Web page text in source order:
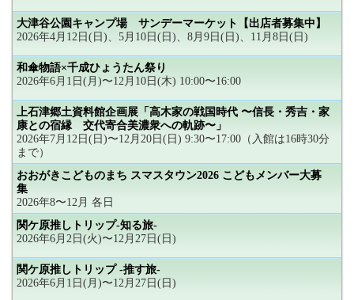
大津谷公園キャンプ場 サンデーマーケット【出店者募集中】
2026年4月12日(日)、5月10日(日)、8月9日(日)、11月8日(日)
和傘物語×千成ひょうたん祭り
2026年6月1日(月)〜12月10日(木) 10:00〜16:00
上石津郷土資料館企画展「高木家の戦国時代 〜信長・秀吉・家
康との宿縁 交代寄合美濃衆への軌跡〜」
2026年7月12日(日)〜12月20日(日) 9:30〜17:00（入館は16時30分
まで）
おおがきこどものまち スマスタウン2026 こどもメンバー大募
集
2026年8〜12月 各日
関ケ原推しトリップ-知る旅-
2026年6月2日(火)〜12月27日(日)
関ケ原推しトリップ -推す旅-
2026年6月1日(月)〜12月27日(日)